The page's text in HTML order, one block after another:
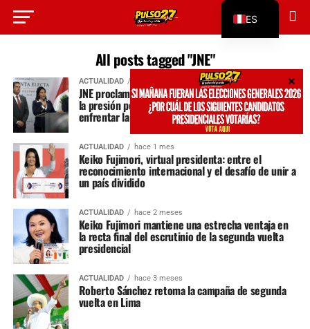
All posts tagged "JNE"
ACTUALIDAD
JNE proclama oficialmente a Keiko Fujimori y crece
la presión por un gabinete de consenso para
enfrentar la crisis
ACTUALIDAD hace 1 mes
Keiko Fujimori, virtual presidenta: entre el
reconocimiento internacional y el desafío de unir a
un país dividido
ACTUALIDAD hace 2 meses
Keiko Fujimori mantiene una estrecha ventaja en
la recta final del escrutinio de la segunda vuelta
presidencial
ACTUALIDAD hace 3 meses
Roberto Sánchez retoma la campaña de segunda
vuelta en Lima
ES
EN